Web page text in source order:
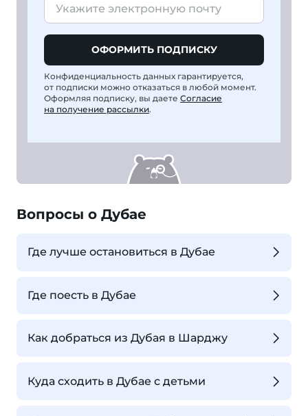
ОФОРМИТЬ ПОДПИСКУ
Конфиденциальность данных гарантируется,
от подписки можно отказаться в любой момент.
Оформляя подписку, вы даете Согласие
на получение рассылки.
Вопросы о Дубае
Где лучше остановиться в Дубае
Где поесть в Дубае
Как добраться из Дубая в Шарджу
Куда сходить в Дубае с детьми